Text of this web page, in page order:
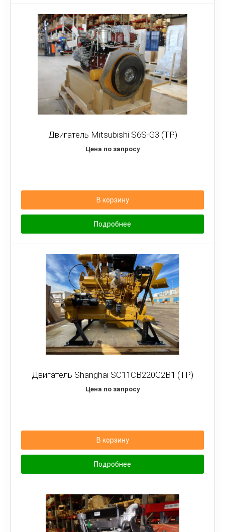
Двигатель Mitsubishi S6S-G3 (TP)
Цена по запросу
В корзину
Подробнее
Двигатель Shanghai SC11CB220G2B1 (TP)
Цена по запросу
В корзину
Подробнее